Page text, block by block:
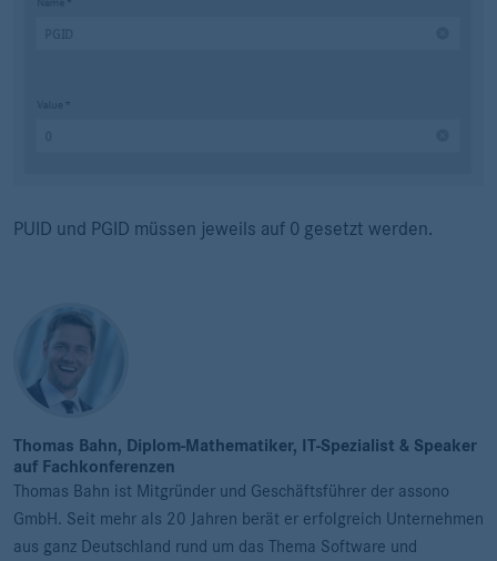
PUID und PGID müssen jeweils auf 0 gesetzt werden.
Thomas Bahn, Diplom-Mathematiker, IT-Spezialist & Speaker
auf Fachkonferenzen
Thomas Bahn ist Mitgründer und Geschäftsführer der assono
GmbH. Seit mehr als 20 Jahren berät er erfolgreich Unternehmen
aus ganz Deutschland rund um das Thema Software und